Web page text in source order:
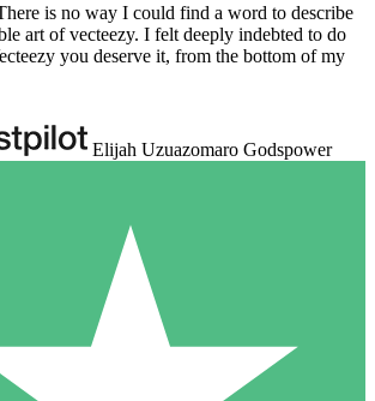
is no way I could find a word to describe
art of vecteezy. I felt deeply indebted to do
you deserve it, from the bottom of my
Elijah Uzuazomaro Godspower